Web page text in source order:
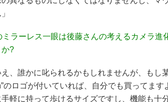
ミラーレス一眼は後藤さんの考えるカメラ進
か?
え、誰かに叱られるかもしれませんが、もし
のロゴが付いていれば、自分でも買ってま
軽に持って歩けるサイズですし、機能も十